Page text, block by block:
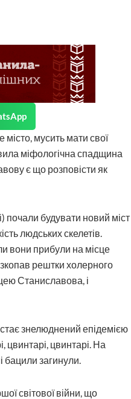
мусить мати свої
міфологічна спадщина
є що розповісти як
почали будувати новий міст
людських скелетів.
вони прибули на місце
рештки холерного
Станиславова, і
знелюднений епідемією
цвинтарі, цвинтарі. На
бацили загинули.
світової війни, що